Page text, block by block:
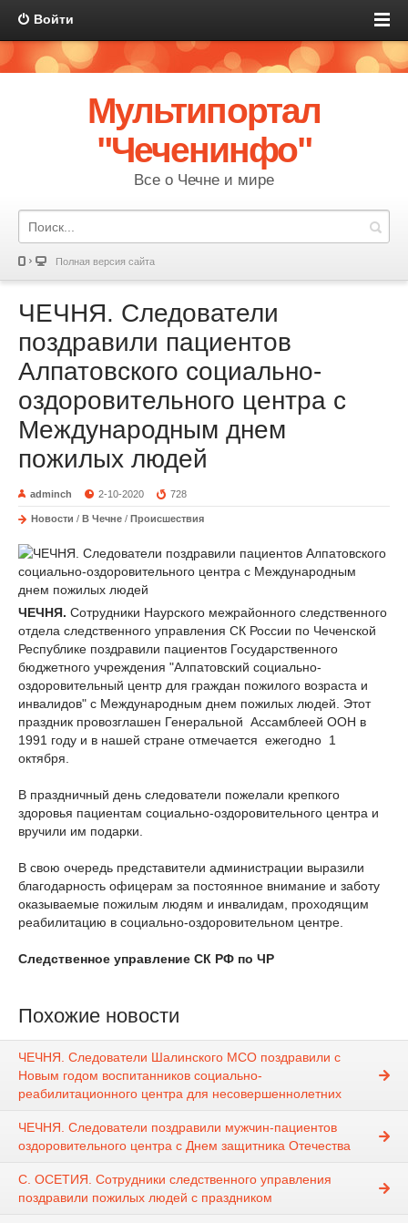
Войти
Мультипортал
"Чеченинфо"
Все о Чечне и мире
Полная версия сайта
ЧЕЧНЯ. Следователи
поздравили пациентов
Алпатовского социально-
оздоровительного центра с
Международным днем
пожилых людей
adminch 2-10-2020 728
Новости / В Чечне / Происшествия
ЧЕЧНЯ. Сотрудники Наурского межрайонного следственного
отдела следственного управления СК России по Чеченской
Республике поздравили пациентов Государственного
бюджетного учреждения "Алпатовский социально-
оздоровительный центр для граждан пожилого возраста и
инвалидов" с Международным днем пожилых людей. Этот
праздник провозглашен Генеральной Ассамблеей ООН в
1991 году и в нашей стране отмечается ежегодно 1
октября.
В праздничный день следователи пожелали крепкого
здоровья пациентам социально-оздоровительного центра и
вручили им подарки.
В свою очередь представители администрации выразили
благодарность офицерам за постоянное внимание и заботу
оказываемые пожилым людям и инвалидам, проходящим
реабилитацию в социально-оздоровительном центре.
Следственное управление СК РФ по ЧР
Похожие новости
ЧЕЧНЯ. Следователи Шалинского МСО поздравили с
Новым годом воспитанников социально-
реабилитационного центра для несовершеннолетних
ЧЕЧНЯ. Следователи поздравили мужчин-пациентов
оздоровительного центра с Днем защитника Отечества
С. ОСЕТИЯ. Сотрудники следственного управления
поздравили пожилых людей с праздником